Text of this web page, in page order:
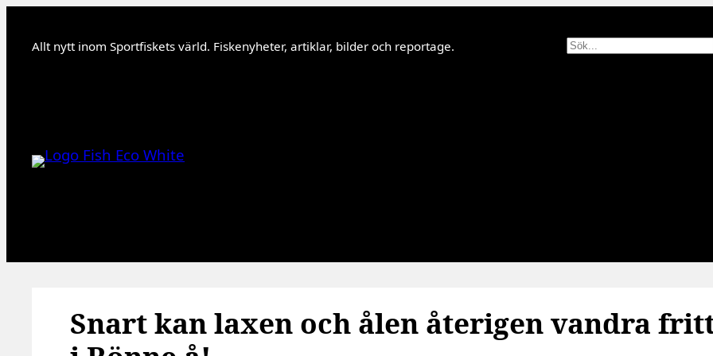
innehåll
Allt nytt inom Sportfiskets värld. Fiskenyheter, artiklar, bilder och reportage. Sök
Snart kan laxen och ålen återigen vandra